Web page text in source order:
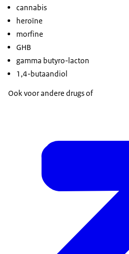
cannabis
heroïne
morfine
GHB
gamma butyro-lacton
1,4-butaandiol
Ook voor andere drugs of